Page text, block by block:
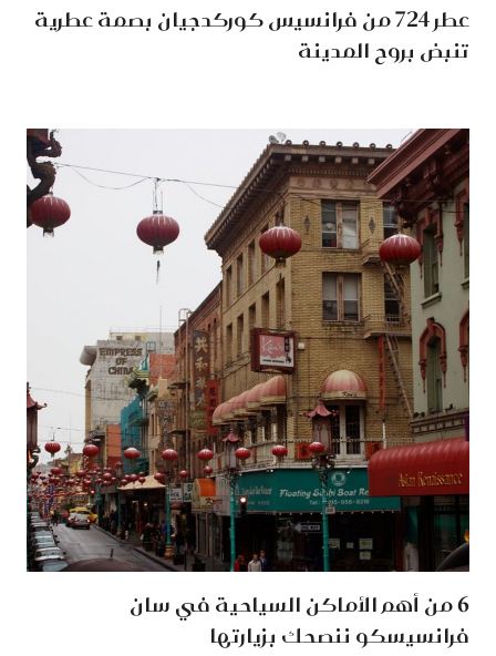
عطر 724 من فرانسيس كوركدجيان بصمة عطرية
تنبض بروح المدينة
6 من أهم الأماكن السياحية في سان
فرانسيسكو ننصحك بزيارتها